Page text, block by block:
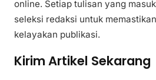
online. Setiap tulisan yang
seleksi redaksi untuk
kelayakan publikasi.
Kirim Artikel Sekarang